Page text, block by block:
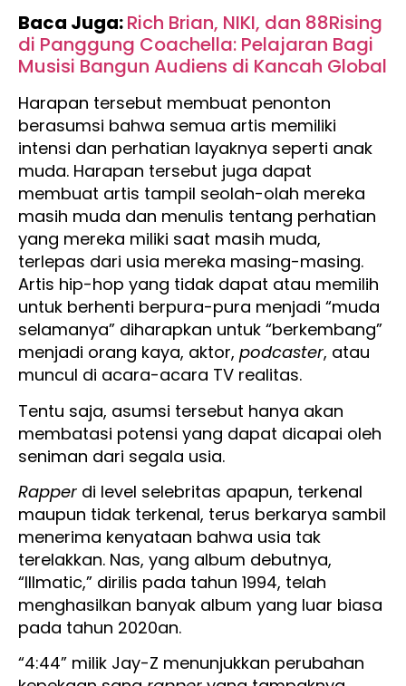
Baca Juga:Rich Brian, NIKI, dan 88Rising
di Panggung Coachella: Pelajaran Bagi
Musisi Bangun Audiens di Kancah Global
Harapan tersebut membuat penonton
berasumsi bahwa semua artis memiliki
intensi dan perhatian layaknya seperti anak
muda. Harapan tersebut juga dapat
membuat artis tampil seolah-olah mereka
masih muda dan menulis tentang perhatian
yang mereka miliki saat masih muda,
terlepas dari usia mereka masing-masing.
Artis hip-hop yang tidak dapat atau memilih
untuk berhenti berpura-pura menjadi “muda
selamanya” diharapkan untuk “berkembang”
menjadi orang kaya, aktor, podcaster, atau
muncul di acara-acara TV realitas.
Tentu saja, asumsi tersebut hanya akan
membatasi potensi yang dapat dicapai oleh
seniman dari segala usia.
Rapper di level selebritas apapun, terkenal
maupun tidak terkenal, terus berkarya sambil
menerima kenyataan bahwa usia tak
terelakkan. Nas, yang album debutnya,
“Illmatic,” dirilis pada tahun 1994, telah
menghasilkan banyak album yang luar biasa
pada tahun 2020an.
“4:44” milik Jay-Z menunjukkan perubahan